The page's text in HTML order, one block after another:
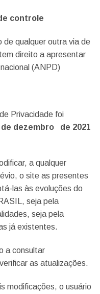
controle
de qualquer outra via de
direito a apresentar
(ANPD)
Privacidade foi
de dezembro de 2021
a qualquer
o site as presentes
las às evoluções do
, seja pela
seja pela
já existentes.
a consultar
as atualizações.
modificações, o usuário